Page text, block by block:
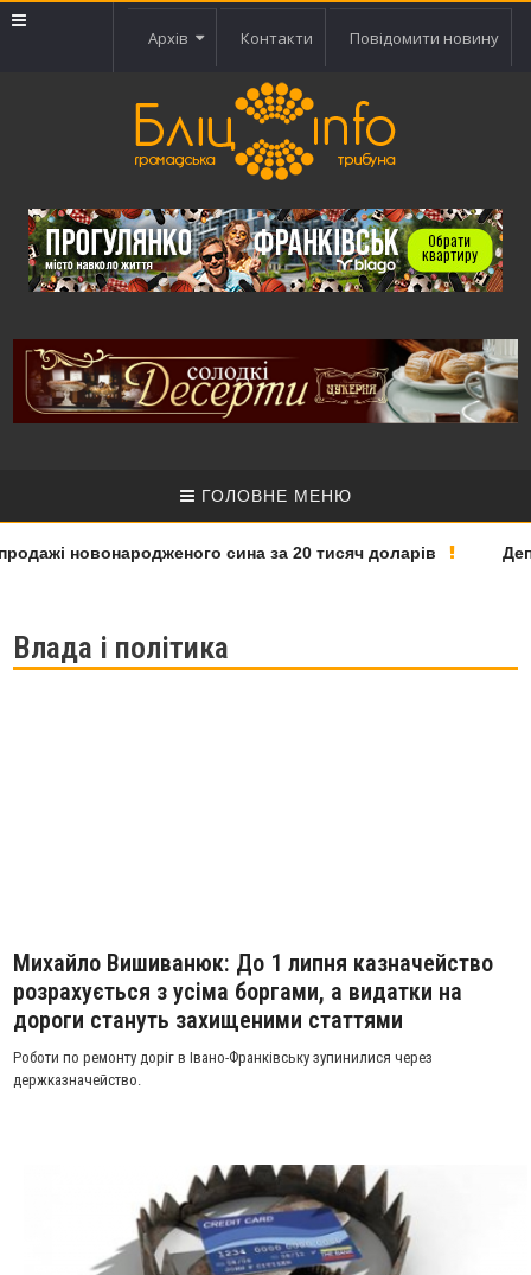
Архів Контакти Повідомити новину
ГОЛОВНЕ МЕНЮ
новонародженого сина за 20 тисяч доларів
Влада і політика
Михайло Вишиванюк: До 1 липня казначейство
розрахується з усіма боргами, а видатки на
дороги стануть захищеними статтями
Роботи по ремонту доріг в Івано-Франківську зупинилися через
держказначейство.